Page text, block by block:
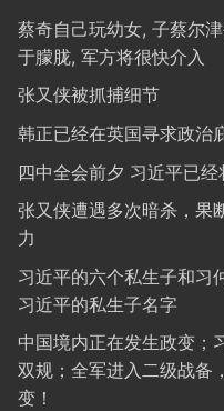
蔡奇自己玩幼女, 子蔡尔
于朦胧, 军方将很快介入
张又侠被抓捕细节
韩正已经在英国寻求政治
四中全会前夕 习近平已
张又侠遭遇多次暗杀，果
力
习近平的六个私生子和习
习近平的私生子名字
中国境内正在发生政变；
双规；全军进入二级战备
变！